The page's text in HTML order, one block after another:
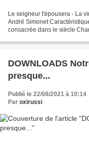
Le seigneur t'épousera - La
André Simonet
consacrée dans le siècle
DOWNLOADS
presque...
Publié le 22/08/2021 à 10:14
Par oxirussi